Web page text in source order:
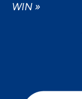
WIN »